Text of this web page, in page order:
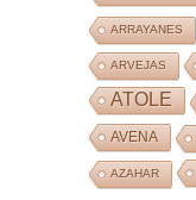
ARRAYANES
ARVEJAS
ATOLE
AVENA
AZAHAR